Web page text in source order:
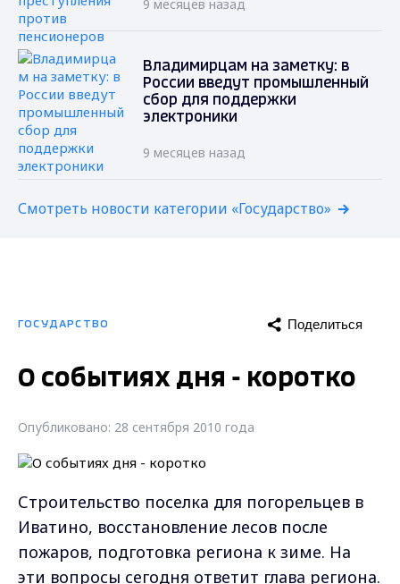
9 месяцев назад
Владимирцам на заметку: в
России введут промышленный
сбор для поддержки
электроники
9 месяцев назад
Смотреть новости категории «Государство»
ГОСУДАРСТВО Поделиться
О событиях дня - коротко
Опубликовано: 28 сентября 2010 года
Строительство поселка для погорельцев в
Иватино, восстановление лесов после
пожаров, подготовка региона к зиме. На
эти вопросы сегодня ответит глава региона.